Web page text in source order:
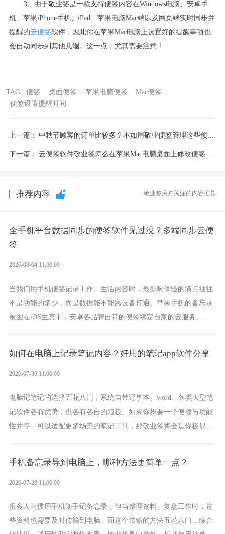
3、由于敬业签是一款支持便签内容在Windows电脑、安卓手
机、苹果iPhone手机、 iPad 、苹果电脑Mac端以及网页端实时同步并
提醒的云便签软件，因此你在苹果Mac电脑上设置好的提醒事项也
会自动同步到其他几端。这一点，尤其需要注意！
TAG: 便签 桌面便签 苹果电脑便签
Mac便签
便签设置提醒时间
上一篇： 中秋节顾客的订单比较多？不如用敬业便签管理这些预定信息
下一篇： 云便签软件敬业签怎么在苹果Mac电脑桌面上修改便签分类名称？
推荐内容 敬业签用户关注的内容推荐
全手机平台数据同步的便签软件见过没？多端同步云便
签
2026-08-04 11:00:00
当我们用手机便签记录工作、生活内容时，最影响体验的痛点往往
不是功能的多少，而是数据能不能跨设备打通。苹果手机的备忘录
被困在iOS生态中，安卓各品牌自带的便签绑定自家的云服务。而
如何在电脑上记录笔记内容？好用的笔记app软件分享
2026-07-30 11:00:00
电脑记笔记的选择五花八门，系统自带记事本、word、各类大型笔
记软件各有优势，也各有各自的短板。如果你想要一个便捷与功能
性并存、可以适配更多场景的笔记工具，那敬业签将会是你极易上
手机备忘录导到电脑上，哪种方法更简单一点？
2026-07-28 11:00:00
很多人习惯用手机随手记备忘录，但当整理资料、复盘工作时，这
些资料也需要及时传输到电脑。而这个传输的方法五花八门，综合